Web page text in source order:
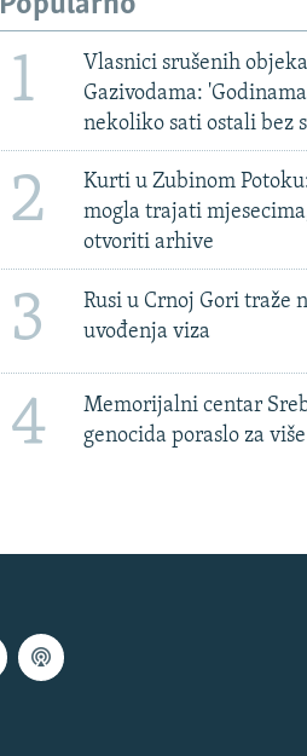
1
Vlasnici srušenih
Gazivodama:
nekoliko sati ostali bez
2
Kurti u Zubinom
mogla trajati
otvoriti arhive
3
Rusi u Crnoj Gori traže
uvođenja viza
4
Memorijalni centar
genocida poraslo za